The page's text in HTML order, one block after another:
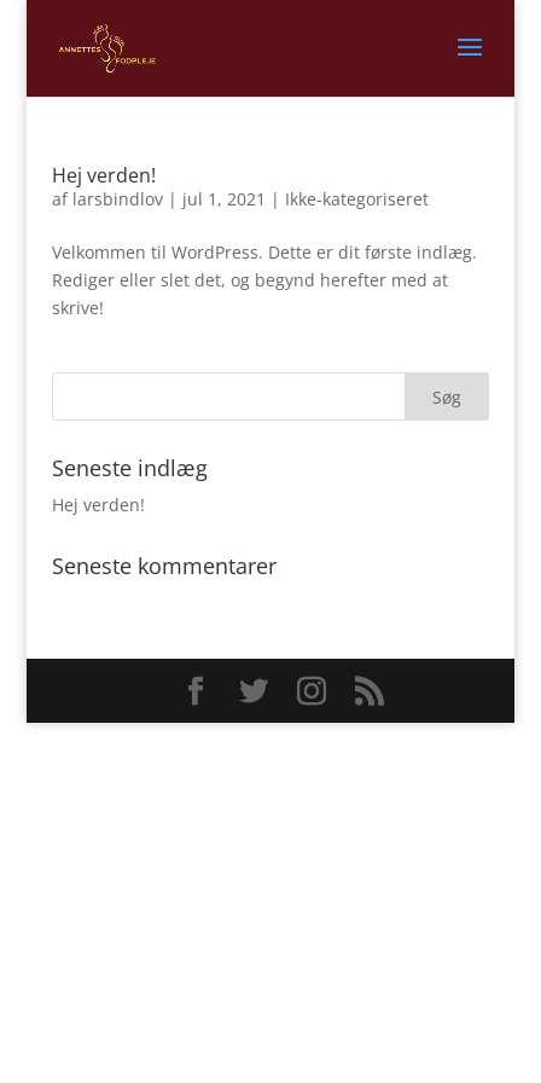
Hej verden!
af larsbindlov| jul 1, 2021 | Ikke-kategoriseret
Velkommen til WordPress. Dette er dit første indlæg.
Rediger eller slet det, og begynd herefter med at
skrive!
Seneste indlæg
Hej verden!
Seneste kommentarer